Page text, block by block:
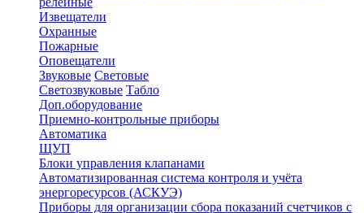
Извещатели
Охранные
Пожарные
Оповещатели
Звуковые Световые
Светозвуковые Табло
Доп.оборудование
Приемно-контрольные приборы
Автоматика
ЩУП
Блоки управления клапанами
Автоматизированная система контроля и учёта
энергоресурсов (АСКУЭ)
Приборы для организации сбора показаний счетчиков с